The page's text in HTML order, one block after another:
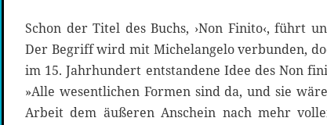
Schon der Titel des Buchs, ›Non Finito‹, führt
Der Begriff wird mit Michelangelo verbunden,
im 15. Jahrhundert entstandene Idee des Non
»Alle wesentlichen Formen sind da, und sie
Arbeit dem äußeren Anschein nach mehr